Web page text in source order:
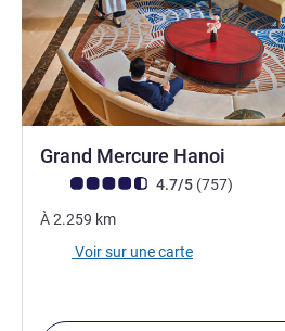
Grand Mercure Hanoi
Note Avis clients (Note ALL)
4.7/5 (757avis
)
À2.259 km
Voir sur une carte